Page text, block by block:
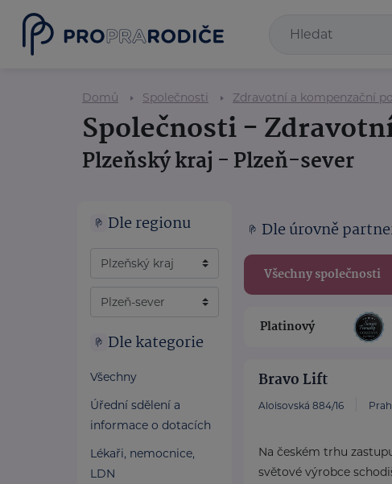
Domů Společnosti Zdravotní a kompenzační
Společnosti -
Plzeňský kraj - Plzeň-sever
Dle regionu
Dle kategorie
Všechny
Úřední sdělení a
informace o dotacích
Lékaři, nemocnice,
LDN
Dle úrovně
Všechny společnosti
Platinový
Bravo Lift
Aloisovská 884/16
Na českém trhu
světové výrobce